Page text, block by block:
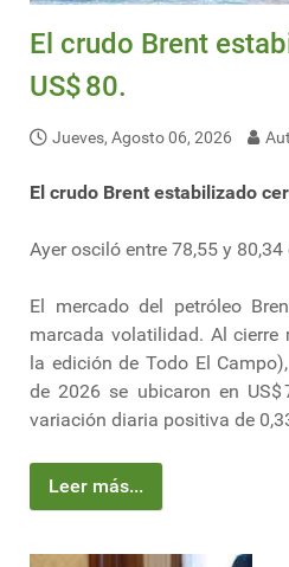
El crudo Brent
US$ 80.
Jueves, Agosto 06, 2026
El crudo Brent estabilizado
Ayer osciló entre 78,55 y
El mercado del petróleo
marcada volatilidad. Al cierre
la edición de Todo El
de 2026 se ubicaron en US$
variación diaria positiva de
Leer más...